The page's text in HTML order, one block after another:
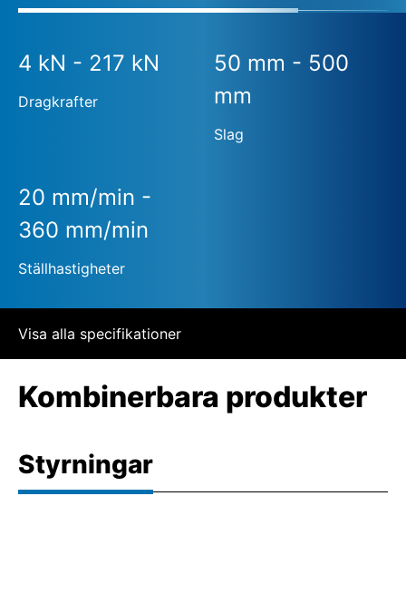
4 kN - 217 kN
Dragkrafter
50 mm - 500
mm
Slag
20 mm/min -
360 mm/min
Ställhastigheter
Visa alla specifikationer
Kombinerbara produkter
Styrningar